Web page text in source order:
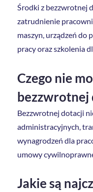
Środki z bezzwrotnej
zatrudnienie
maszyn, urządzeń do
pracy oraz szkolenia
Czego nie
bezzwrotnej
Bezzwrotnej dotacji
administracyjnych,
wynagrodzeń dla
umowy
Jakie są